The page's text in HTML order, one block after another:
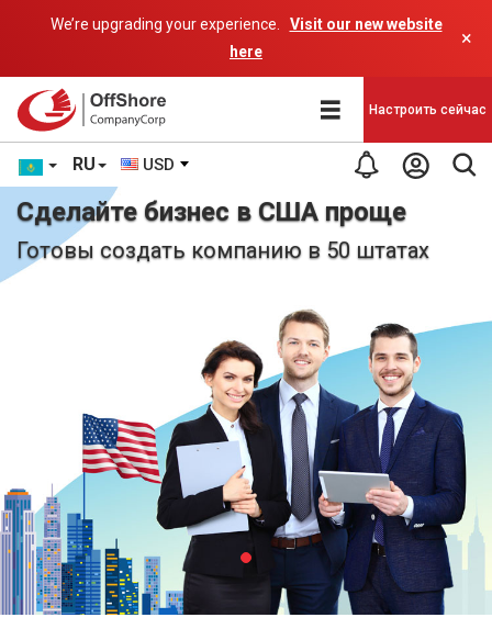
We’re upgrading your experience.
Visit our new website
here
×
RU USD
Настроить сейчас
Сделайте бизнес в США проще
Готовы создать компанию в 50 штатах